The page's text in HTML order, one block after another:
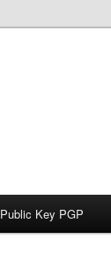
Public Key PGP